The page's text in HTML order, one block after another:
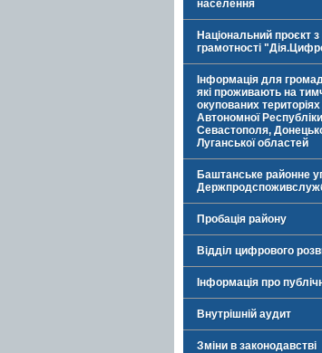
населення
Національний проєкт
грамотності
Інформація для
які проживають на
окупованих територіях
Автономної
Севастополя,
Луганської областей
Баштанське районне
Пробація району
Відділ цифрового
Інформація про
Внутрішній аудит
Зміни в законодавстві